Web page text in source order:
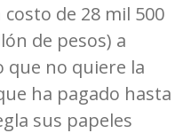
de 28 mil 500
de pesos) a
que no quiere la
ha pagado hasta
sus papeles